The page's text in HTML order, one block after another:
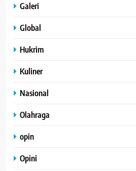
Galeri
Global
Hukrim
Kuliner
Nasional
Olahraga
opin
Opini